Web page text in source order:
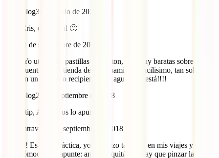
IATI Blog30 de junio de 2020
Hola Cris, es normal 🙂
21 de septiembre de 2018
Hola! Yo utilizo las pastillas de Milton, son muy baratas sobre 7€,
las encuentro en la tienda de shopmami y es facilisimo, tan solo la
meto en un pequeño recipiente con agua y ya está!!!!
IATI Blog24 de septiembre de 2018
¡Buen tip, Anat! Nos lo apuntamos
motxilatravel
12 de septiembre de 2018
Exacto! Es muy práctica, yo la utilizo tambien en mis viajes y es
muy cómoda. Un apunte: antes de quitártela hay que pinzar la copa